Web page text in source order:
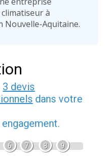
à
Nouvelle-Aquitaine.
3 devis
dans votre
6 7 8 9